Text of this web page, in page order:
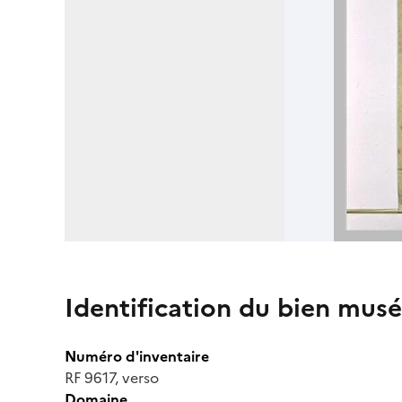
Identification du bien
Numéro d'inventaire
RF 9617, verso